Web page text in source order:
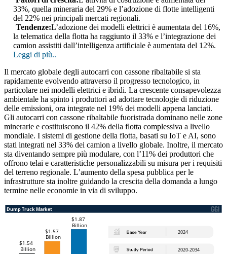
33%, quella mineraria del 29% e l’adozione di flotte intelligenti
del 22% nei principali mercati regionali.
Tendenze:L’adozione dei modelli elettrici è aumentata del 16%,
la telematica della flotta ha raggiunto il 33% e l’integrazione dei
camion assistiti dall’intelligenza artificiale è aumentata del 12%.
Leggi di più..
Il mercato globale degli autocarri con cassone ribaltabile si sta
rapidamente evolvendo attraverso il progresso tecnologico, in
particolare nei modelli elettrici e ibridi. La crescente consapevolezza
ambientale ha spinto i produttori ad adottare tecnologie di riduzione
delle emissioni, ora integrate nel 19% dei modelli appena lanciati.
Gli autocarri con cassone ribaltabile fuoristrada dominano nelle zone
minerarie e costituiscono il 42% della flotta complessiva a livello
mondiale. I sistemi di gestione della flotta, basati su IoT e AI, sono
stati integrati nel 33% dei camion a livello globale. Inoltre, il mercato
sta diventando sempre più modulare, con l’11% dei produttori che
offrono telai e caratteristiche personalizzabili su misura per i requisiti
del terreno regionale. L’aumento della spesa pubblica per le
infrastrutture sta inoltre guidando la crescita della domanda a lungo
termine nelle economie in via di sviluppo.